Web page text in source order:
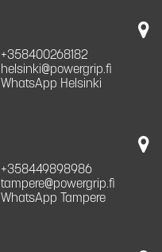
+358400268182
helsinki@powergrip.fi
WhatsApp Helsinki
+358449898986
tampere@powergrip.fi
WhatsApp Tampere